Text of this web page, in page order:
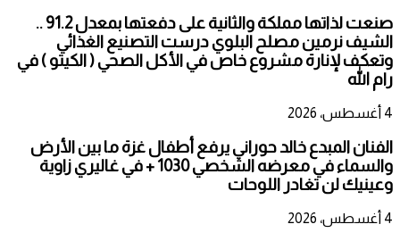
صنعت لذاتها مملكة والثانية على دفعتها بمعدل 91.2 ..
الشيف نرمين مصلح البلوي درست التصنيع الغذائي
وتعكف لإنارة مشروع خاص في الأكل الصحي ( الكيتو ) في
رام الله
4 أغسطس، 2026
الفنان المبدع خالد حوراني يرفع أطفال غزة ما بين الأرض
والسماء في معرضه الشخصي 1030 + في غاليري زاوية
وعينيك لن تغادر اللوحات
4 أغسطس، 2026